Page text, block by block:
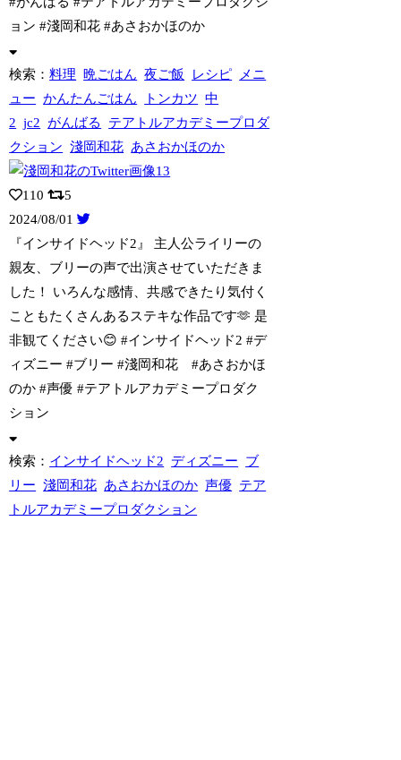
ョン #淺岡和花 #あさおかほのか
検索：料理 晩ごはん 夜ご飯 レシピ
メニ
ュー かんたんごはん トンカツ 中
2 jc2 がんばる
テアトルアカデミープロダ
クション 淺岡和花 あさおかほのか
110
5
2024/08/01
『インサイドヘッド2』 主人公ライリーの
親友、ブリーの声で出演させていただきま
した！ いろんな感情、共感できたり気付く
こともたくさんあるステキな作品です🫶 是
非観てください😊 #インサイドヘッド2 #デ
ィズニー #ブリー #淺岡和花 #あさおかほ
のか #声優 #テアトルアカデミープロダク
ション
検索： インサイドヘッド2 ディズニー
ブ
リー 淺岡和花 あさおかほのか 声優 テア
トルアカデミープロダクション